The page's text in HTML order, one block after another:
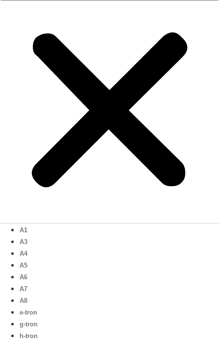
A1
A3
A4
A5
A6
A7
A8
e-tron
g-tron
h-tron